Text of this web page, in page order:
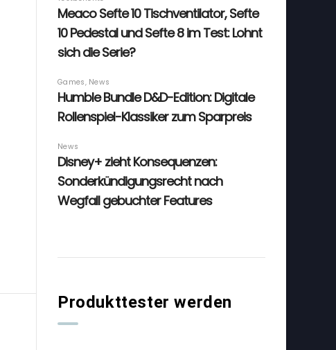
Produkttester werden